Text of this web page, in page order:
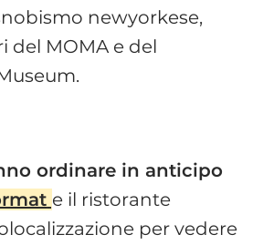
newyorkese,
del MOMA e del
ordinare in anticipo
e il ristorante
per vedere